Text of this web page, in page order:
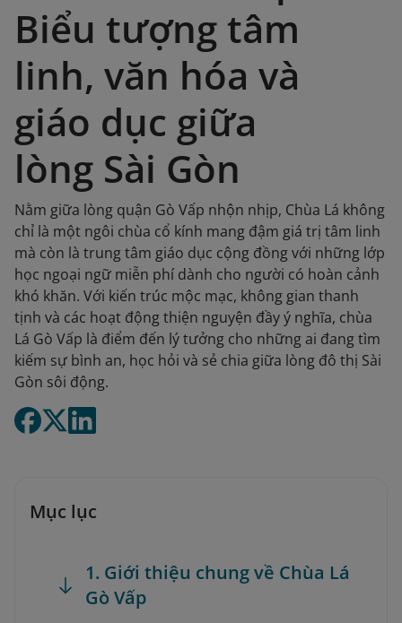
Biểu tượng tâm
linh, văn hóa và
giáo dục giữa
lòng Sài Gòn
Nằm giữa lòng quận Gò Vấp nhộn nhịp, Chùa Lá không
chỉ là một ngôi chùa cổ kính mang đậm giá trị tâm linh
mà còn là trung tâm giáo dục cộng đồng với những lớp
học ngoại ngữ miễn phí dành cho người có hoàn cảnh
khó khăn. Với kiến trúc mộc mạc, không gian thanh
tịnh và các hoạt động thiện nguyện đầy ý nghĩa, chùa
Lá Gò Vấp là điểm đến lý tưởng cho những ai đang tìm
kiếm sự bình an, học hỏi và sẻ chia giữa lòng đô thị Sài
Gòn sôi động.
Mục lục
1. Giới thiệu chung về Chùa Lá
Gò Vấp